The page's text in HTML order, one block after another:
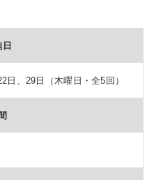
、29日（木曜日・全5回）